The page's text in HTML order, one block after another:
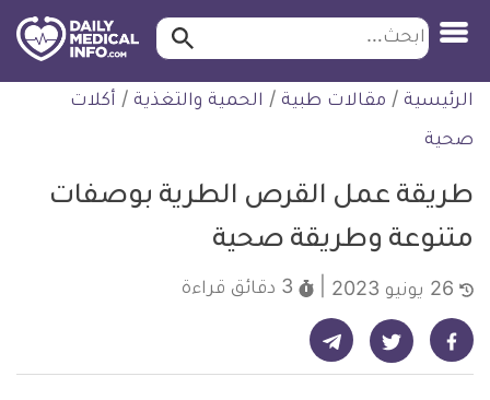
التخطي
للمحتوى
طبية
ابحث ابحث…
الرئيسية / مقالات طبية / الحمية والتغذية / أكلات
صحية
طريقة عمل القرص الطرية بوصفات
متنوعة وطريقة صحية
3 دقائق قراءة
شارك على فيسبوك - ديلي ميديكال انفو شارك على تويتر - ديلي ميديكال انفو شارك على تيليجرام - ديلي ميديكال انفو